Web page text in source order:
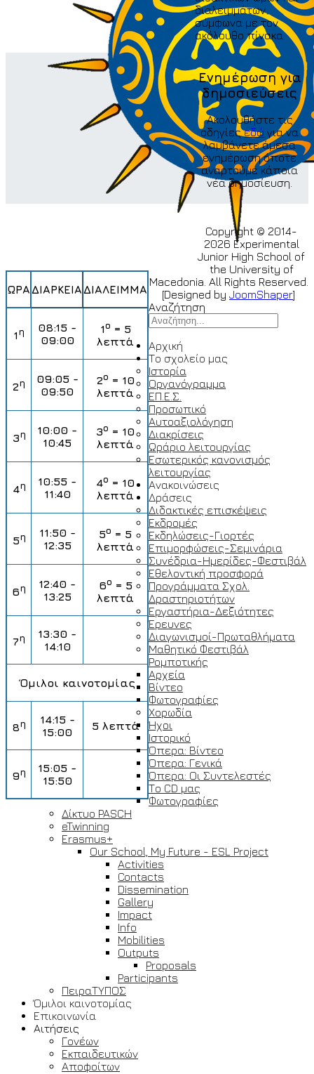
διαλειμμάτων
σύμφωνα με τον
ακόλουθο πίνακα.
ΩΡΑ ΔΙΑΡΚΕΙΑ ΔΙΑΛΕΙΜΜΑ
1η 08:15 -
09:00
1ο = 5
λεπτά
2η 09:05 -
09:50
2ο = 10
λεπτά
3η
10:00 -
10:45
3ο = 10
λεπτά
4η
10:55 -
11:40
4ο = 10
λεπτά
5η 11:50 -
12:35
5ο = 5
λεπτά
6η 12:40 -
13:25
6ο = 5
λεπτά
7η 13:30 -
14:10
Όμιλοι καινοτομίας
8η 14:15-
15:00 5 λεπτά
9η 15:05 -
15:50
Ενημέρωση για
δημοσιεύσεις
Ακολουθήστε τις
οδηγίεςεδώ για να
λαμβάνετε άμεσα
ενημέρωση όποτε
αναρτούμε κάποια
νέα δημοσίευση.
Copyright © 2014-
2026 Experimental
Junior High School of
the University of
Macedonia. All Rights Reserved.
[Designed by JoomShaper]
Αναζήτηση
Αρχική
Το σχολείο μας
Ιστορία
Οργανόγραμμα
ΕΠ.Ε.Σ.
Προσωπικό
Αυτοαξιολόγηση
Διακρίσεις
Ωράριο λειτουργίας
Εσωτερικός κανονισμός
λειτουργίας
Ανακοινώσεις
Δράσεις
Διδακτικές επισκέψεις
Εκδρομές
Εκδηλώσεις-Γιορτές
Επιμορφώσεις-Σεμινάρια
Συνέδρια-Ημερίδες-Φεστιβάλ
Εθελοντική προσφορά
Προγράμματα Σχολ.
Δραστηριοτήτων
Εργαστήρια-Δεξιότητες
Έρευνες
Διαγωνισμοί-Πρωταθλήματα
Μαθητικό Φεστιβάλ
Ρομποτικής
Αρχεία
Βίντεο
Φωτογραφίες
Χορωδία
Ήχοι
Ιστορικό
Όπερα: Βίντεο
Όπερα: Γενικά
Όπερα: Οι Συντελεστές
Το CD μας
Φωτογραφίες
Δίκτυο PASCH
eTwinning
Erasmus+
Our School, My Future - ESL Project
Activities
Contacts
Dissemination
Gallery
Impact
Info
Mobilities
Outputs
Proposals
Participants
ΠειραΤΥΠΟΣ
Όμιλοι καινοτομίας
Επικοινωνία
Αιτήσεις
Γονέων
Εκπαιδευτικών
Αποφοίτων